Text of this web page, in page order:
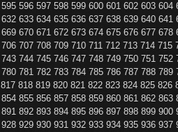
595 596 597 598 599 600 601 602 603 604
632 633 634 635 636 637 638 639 640 641
669 670 671 672 673 674 675 676 677 678
706 707 708 709 710 711 712 713 714 715
743 744 745 746 747 748 749 750 751 752
780 781 782 783 784 785 786 787 788 789
817 818 819 820 821 822 823 824 825 826
854 855 856 857 858 859 860 861 862 863
891 892 893 894 895 896 897 898 899 900
928 929 930 931 932 933 934 935 936 937